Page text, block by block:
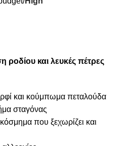
ροδίου και λευκές πέτρες
και κούμπωμα πεταλούδα
σταγόνας
που ξεχωρίζει και